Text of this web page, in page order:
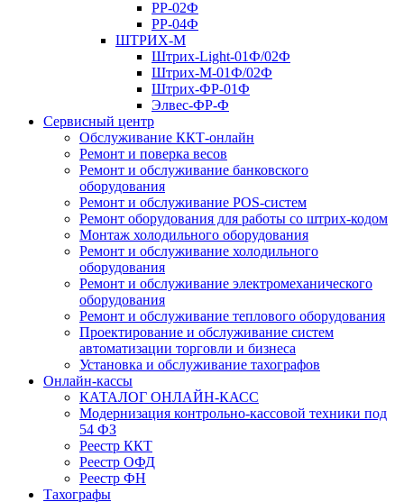
РР-02Ф
РР-04Ф
ШТРИХ-М
Штрих-Light-01Ф/02Ф
Штрих-М-01Ф/02Ф
Штрих-ФР-01Ф
Элвес-ФР-Ф
Сервисный центр
Обслуживание ККТ-онлайн
Ремонт и поверка весов
Ремонт и обслуживание банковского
оборудования
Ремонт и обслуживание POS-систем
Ремонт оборудования для работы со штрих-кодом
Монтаж холодильного оборудования
Ремонт и обслуживание холодильного
оборудования
Ремонт и обслуживание электромеханического
оборудования
Ремонт и обслуживание теплового оборудования
Проектирование и обслуживание систем
автоматизации торговли и бизнеса
Установка и обслуживание тахографов
Онлайн-кассы
КАТАЛОГ ОНЛАЙН-КАСС
Модернизация контрольно-кассовой техники под
54 ФЗ
Реестр ККТ
Реестр ОФД
Реестр ФН
Тахографы